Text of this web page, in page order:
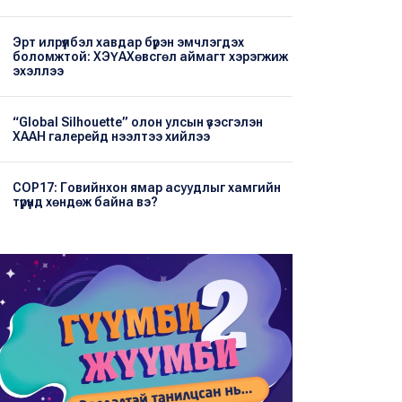
Эрт илрүүлбэл хавдар бүрэн эмчлэгдэх
боломжтой: ХЭҮА​Хөвсгөл аймагт хэрэгжиж
эхэллээ
“Global Silhouette” олон улсын үзэсгэлэн
ХААН галерейд нээлтээ хийлээ
COP17: Говийнхон ямар асуудлыг хамгийн
түрүүнд хөндөж байна вэ?